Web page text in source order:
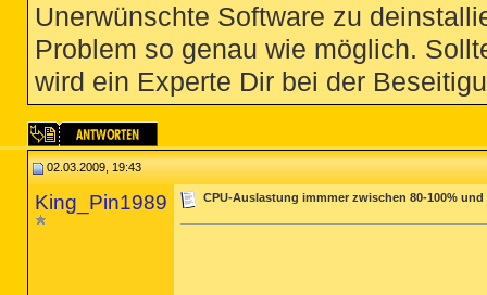
Unerwünschte Software zu
Problem so genau wie möglich.
wird ein Experte Dir bei der
02.03.2009, 19:43
King_Pin1989 CPU-Auslastung immmer zwischen 80-100%